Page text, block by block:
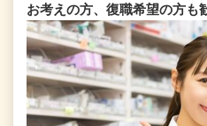
お考えの方、復職希望の方も